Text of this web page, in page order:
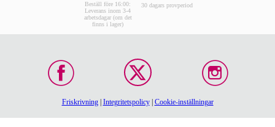
Beställ före 16:00:
Leverans inom 3-4
arbetsdagar (om det
finns i lager)
30 dagars provperiod
Friskrivning| Integritetspolicy| Cookie-inställningar